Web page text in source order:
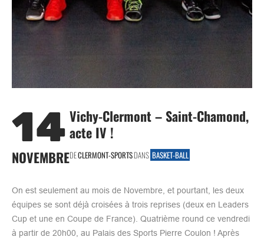
14
NOVEMBRE
Vichy-Clermont – Saint-Chamond,
acte IV !
DECLERMONT-SPORTSDANS BASKET-BALL
On est seulement au mois de Novembre, et pourtant, les deux
équipes se sont déjà croisées à trois reprises (deux en Leaders
Cup et une en Coupe de France). Quatrième round ce vendredi
à partir de 20h00, au Palais des Sports Pierre Coulon ! Après